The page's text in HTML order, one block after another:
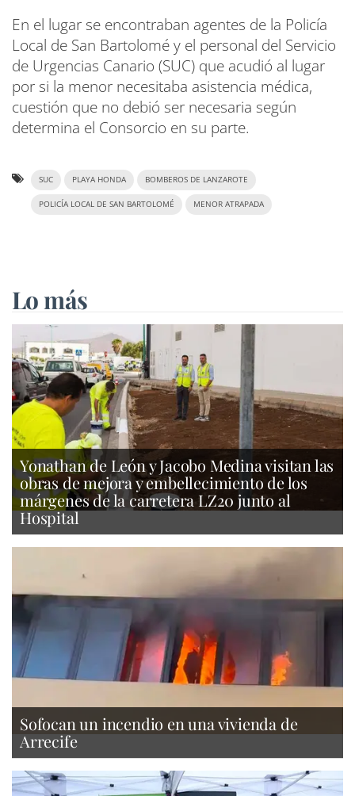
En el lugar se encontraban agentes de la Policía
Local de San Bartolomé y el personal del Servicio
de Urgencias Canario (SUC) que acudió al lugar
por si la menor necesitaba asistencia médica,
cuestión que no debió ser necesaria según
determina el Consorcio en su parte.
SUC PLAYA HONDA BOMBEROS DE LANZAROTE
POLICÍA LOCAL DE SAN BARTOLOMÉ MENOR ATRAPADA
Lo más
Yonathan de León y Jacobo Medina visitan las
obras de mejora y embellecimiento de los
márgenes de la carretera LZ20 junto al
Hospital
Sofocan un incendio en una vivienda de
Arrecife